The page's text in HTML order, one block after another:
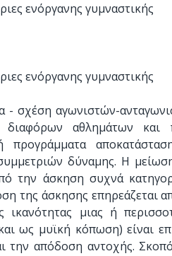
ενόργανης γυμναστικής
ενόργανης γυμναστικής
- σχέση αγωνιστών-
διαφόρων αθλημάτων και
δύναμης. Η
την άσκηση συχνά
της άσκησης επηρεάζεται
μιας ή
ως μυϊκή κόπωση) είναι
την απόδοση αντοχής.